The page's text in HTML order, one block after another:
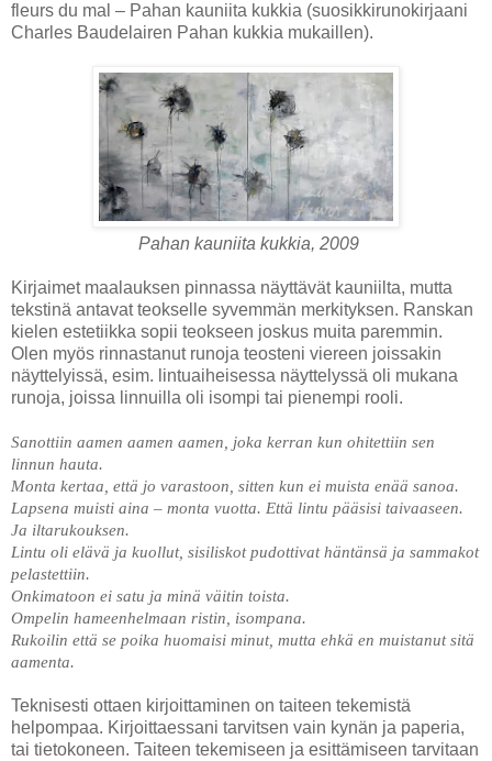
fleurs du mal – Pahan kauniita kukkia (suosikkirunokirjaani
Charles Baudelairen Pahan kukkia mukaillen).
Pahan kauniita kukkia, 2009
Kirjaimet maalauksen pinnassa näyttävät kauniilta, mutta
tekstinä antavat teokselle syvemmän merkityksen. Ranskan
kielen estetiikka sopii teokseen joskus muita paremmin.
Olen myös rinnastanut runoja teosteni viereen joissakin
näyttelyissä, esim. lintuaiheisessa näyttelyssä oli mukana
runoja, joissa linnuilla oli isompi tai pienempi rooli.
Sanottiin aamen aamen aamen, joka kerran kun ohitettiin sen
linnun hauta.
Monta kertaa, että jo varastoon, sitten kun ei muista enää sanoa.
Lapsena muisti aina – monta vuotta. Että lintu pääsisi taivaaseen.
Ja iltarukouksen.
Lintu oli elävä ja kuollut, sisiliskot pudottivat häntänsä ja sammakot
pelastettiin.
Onkimatoon ei satu ja minä väitin toista.
Ompelin hameenhelmaan ristin, isompana.
Rukoilin että se poika huomaisi minut, mutta ehkä en muistanut sitä
aamenta.
Teknisesti ottaen kirjoittaminen on taiteen tekemistä
helpompaa. Kirjoittaessani tarvitsen vain kynän ja paperia,
tai tietokoneen. Taiteen tekemiseen ja esittämiseen tarvitaan